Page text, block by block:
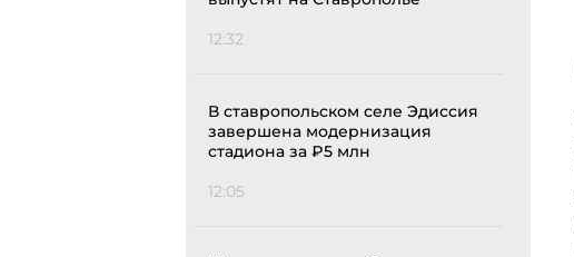
12:32
В ставропольском селе Эдиссия
завершена модернизация
стадиона за ₽5 млн
12:05